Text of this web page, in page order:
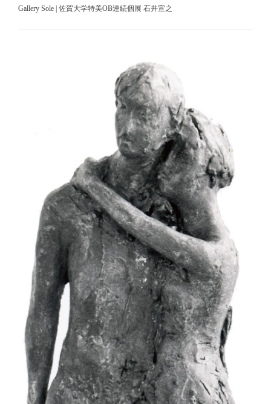
Gallery Sole | 佐賀大学特美OB連続個展 石井宣之